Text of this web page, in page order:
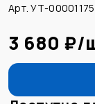
Арт. УТ-00001175
3 680 ₽/